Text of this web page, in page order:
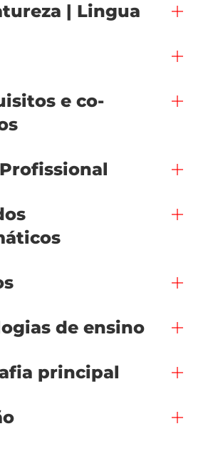
| Lingua
e co-
de ensino
principal